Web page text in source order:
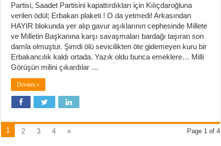
Partisi, Saadet Partisini kapattırdıkları için Kılıçdaroğluna
verilen ödül; Erbakan plaketi ! O da yetmedi! Arkasından
HAYIR blokunda yer alıp gavur aşıklarının cephesinde Millete
ve Milletin Başkanına karşı savaşmaları bardağı taşıran son
damla olmuştur. Şimdi ölü sevicilikten öte gidemeyen kuru bir
Erbakancılık kaldı ortada. Yazık oldu bunca emeklere… Milli
Görüşün milini çıkardılar …
Devamı »
Page 1 of 4
1 2 3 4 »